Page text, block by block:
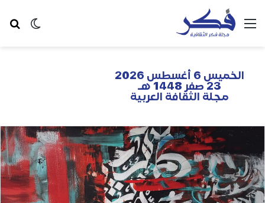
الخميس 6 أغسطس 2026
23 صفر 1448 هـ
مجلة الثقافة العربية